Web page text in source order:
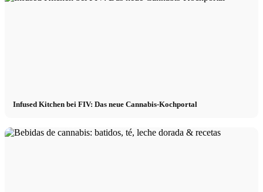
Infused Kitchen bei FIV: Das neue Cannabis-Kochportal